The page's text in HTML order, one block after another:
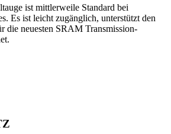
ist mittlerweile Standard bei
Es ist leicht zugänglich, unterstützt den
die neuesten SRAM Transmission-